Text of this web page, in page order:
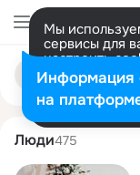
Мы
сервисы для
настроить
Разрешить
Поиск
людям
yuliya
Люди475
Информация
на